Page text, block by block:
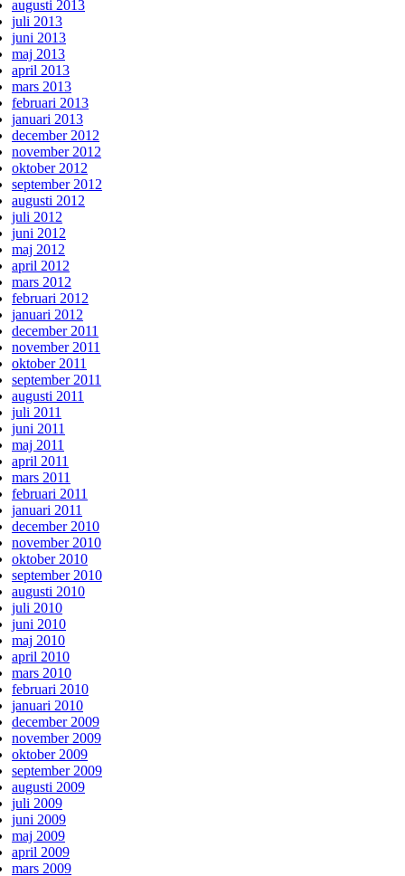
augusti 2013
juli 2013
juni 2013
maj 2013
april 2013
mars 2013
februari 2013
januari 2013
december 2012
november 2012
oktober 2012
september 2012
augusti 2012
juli 2012
juni 2012
maj 2012
april 2012
mars 2012
februari 2012
januari 2012
december 2011
november 2011
oktober 2011
september 2011
augusti 2011
juli 2011
juni 2011
maj 2011
april 2011
mars 2011
februari 2011
januari 2011
december 2010
november 2010
oktober 2010
september 2010
augusti 2010
juli 2010
juni 2010
maj 2010
april 2010
mars 2010
februari 2010
januari 2010
december 2009
november 2009
oktober 2009
september 2009
augusti 2009
juli 2009
juni 2009
maj 2009
april 2009
mars 2009